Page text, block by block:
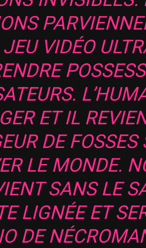
VIDÉO
ET IL
DE FOSSES
LE MONDE.
SANS LE
LIGNÉE ET
DE